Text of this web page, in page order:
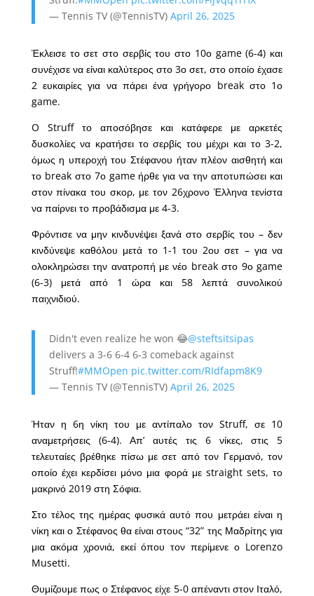
— Tennis TV (@TennisTV) April 26, 2025
Έκλεισε το σετ στο σερβίς του στο 10ο game (6-4) και
συνέχισε να είναι καλύτερος στο 3ο σετ, στο οποίο έχασε
2 ευκαιρίες για να πάρει ένα γρήγορο break στο 1ο
game.
O Struff το αποσόβησε και κατάφερε με αρκετές
δυσκολίες να κρατήσει το σερβίς του μέχρι και το 3-2,
όμως η υπεροχή του Στέφανου ήταν πλέον αισθητή και
το break στο 7ο game ήρθε για να την αποτυπώσει και
στον πίνακα του σκορ, με τον 26χρονο Έλληνα τενίστα
να παίρνει το προβάδισμα με 4-3.
Φρόντισε να μην κινδυνέψει ξανά στο σερβίς του – δεν
κινδύνεψε καθόλου μετά το 1-1 του 2ου σετ – για να
ολοκληρώσει την ανατροπή με νέο break στο 9ο game
(6-3) μετά από 1 ώρα και 58 λεπτά συνολικού
παιχνιδιού.
Didn't even realize he won 😂@steftsitsipas
delivers a 3-6 6-4 6-3 comeback against
Struff!#MMOpen pic.twitter.com/RIdfapm8K9
— Tennis TV (@TennisTV) April 26, 2025
Ήταν η 6η νίκη του με αντίπαλο τον Struff, σε 10
αναμετρήσεις (6-4). Απ’ αυτές τις 6 νίκες, στις 5
τελευταίες βρέθηκε πίσω με σετ από τον Γερμανό, τον
οποίο έχει κερδίσει μόνο μια φορά με straight sets, το
μακρινό 2019 στη Σόφια.
Στο τέλος της ημέρας φυσικά αυτό που μετράει είναι η
νίκη και ο Στέφανος θα είναι στους “32” της Μαδρίτης για
μια ακόμα χρονιά, εκεί όπου τον περίμενε ο Lorenzo
Musetti.
Θυμίζουμε πως ο Στέφανος είχε 5-0 απέναντι στον Ιταλό,